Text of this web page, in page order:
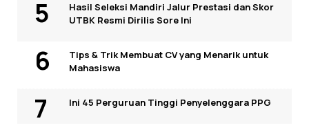
Hasil Seleksi Mandiri Jalur Prestasi dan Skor
UTBK Resmi Dirilis Sore Ini
Tips & Trik Membuat CV yang Menarik untuk
Mahasiswa
Ini 45 Perguruan Tinggi Penyelenggara PPG